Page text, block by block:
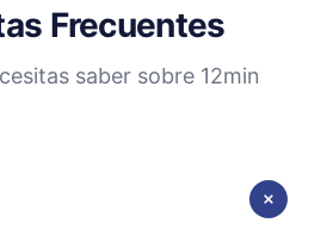
Frecuentes
saber sobre 12min